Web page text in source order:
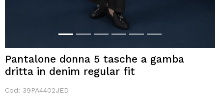
Pantalone donna 5 tasche a gamba
dritta in denim regular fit
Cod: 39PA4402JED